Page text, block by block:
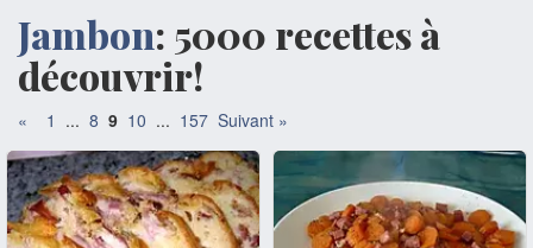
Jambon: 5000 recettes à
découvrir!
« 1 ... 8 9 10 ... 157 Suivant »